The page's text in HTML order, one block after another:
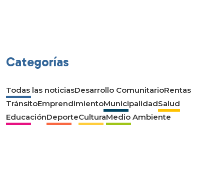
Categorías
Todas las noticiasDesarrollo ComunitarioRentas
TránsitoEmprendimientoMunicipalidadSalud
EducaciónDeporteCulturaMedio Ambiente